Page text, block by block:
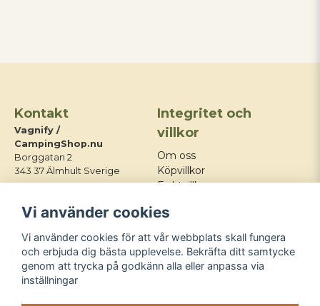
Kontakt
Vagnify /
CampingShop.nu
Borggatan 2
343 37 Älmhult Sverige
info@campingshop.nu
Integritet och
villkor
Om oss
Köpvillkor
Fraktvillkor
Mitt konto
Kontakt
Blogg
Följ oss
Vi använder cookies
Vi använder cookies för att vår webbplats skall fungera
och erbjuda dig bästa upplevelse. Bekräfta ditt samtycke
genom att trycka på godkänn alla eller anpassa via
inställningar